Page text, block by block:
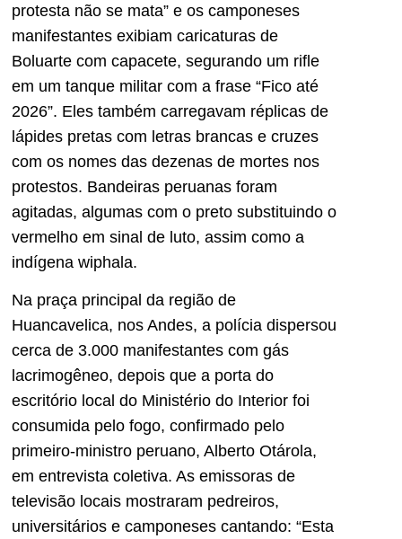
protesta não se mata” e os camponeses
manifestantes exibiam caricaturas de
Boluarte com capacete, segurando um rifle
em um tanque militar com a frase “Fico até
2026”. Eles também carregavam réplicas de
lápides pretas com letras brancas e cruzes
com os nomes das dezenas de mortes nos
protestos. Bandeiras peruanas foram
agitadas, algumas com o preto substituindo o
vermelho em sinal de luto, assim como a
indígena wiphala.
Na praça principal da região de
Huancavelica, nos Andes, a polícia dispersou
cerca de 3.000 manifestantes com gás
lacrimogêneo, depois que a porta do
escritório local do Ministério do Interior foi
consumida pelo fogo, confirmado pelo
primeiro-ministro peruano, Alberto Otárola,
em entrevista coletiva. As emissoras de
televisão locais mostraram pedreiros,
universitários e camponeses cantando: “Esta